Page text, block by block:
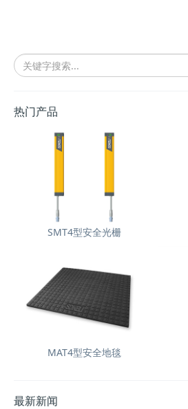
热门产品
SMT4型安全光栅
MAT4型安全地毯
最新新闻